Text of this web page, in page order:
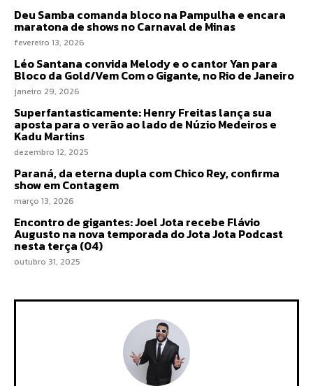
Deu Samba comanda bloco na Pampulha e encara
maratona de shows no Carnaval de Minas
fevereiro 13, 2026
Léo Santana convida Melody e o cantor Yan para
Bloco da Gold/Vem Com o Gigante, no Rio de Janeiro
janeiro 29, 2026
Superfantasticamente: Henry Freitas lança sua
aposta para o verão ao lado de Núzio Medeiros e
Kadu Martins
dezembro 12, 2025
Paraná, da eterna dupla com Chico Rey, confirma
show em Contagem
março 13, 2026
Encontro de gigantes: Joel Jota recebe Flávio
Augusto na nova temporada do Jota Jota Podcast
nesta terça (04)
outubro 31, 2025